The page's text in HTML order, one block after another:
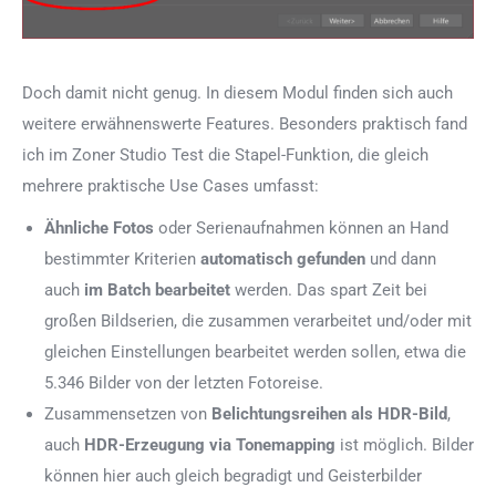
Doch damit nicht genug. In diesem Modul finden sich auch
weitere erwähnenswerte Features. Besonders praktisch fand
ich im Zoner Studio Test die Stapel-Funktion, die gleich
mehrere praktische Use Cases umfasst:
Ähnliche Fotos oder Serienaufnahmen können an Hand
bestimmter Kriterien automatisch gefunden und dann
auch im Batch bearbeitet werden. Das spart Zeit bei
großen Bildserien, die zusammen verarbeitet und/oder mit
gleichen Einstellungen bearbeitet werden sollen, etwa die
5.346 Bilder von der letzten Fotoreise.
Zusammensetzen von Belichtungsreihen als HDR-Bild,
auch HDR-Erzeugung via Tonemapping ist möglich. Bilder
können hier auch gleich begradigt und Geisterbilder